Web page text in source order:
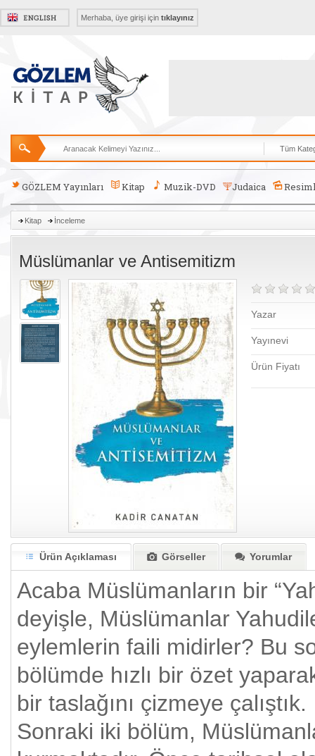
Merhaba, üye girişi için tıklayınız
GÖZLEM Yayınları Kitap Muzik-DVD Judaica
Kitap İnceleme
Müslümanlar ve Antisemitizm
Yazar
Yayınevi
Ürün Fiyatı
Ürün Açıklaması Görseller Yorumlar
Acaba Müslümanların bir
deyişle, Müslümanlar
eylemlerin faili midirler? Bu
bölümde hızlı bir özet
bir taslağını çizmeye çalıştık.
Sonraki iki bölüm,